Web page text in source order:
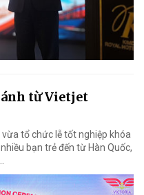
từ Vietjet
tổ chức lễ tốt nghiệp khóa
bạn trẻ đến từ Hàn Quốc,